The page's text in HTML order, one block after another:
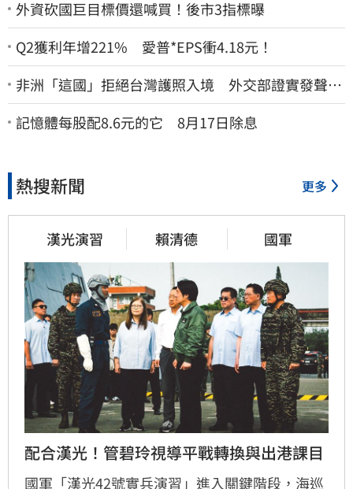
外資砍國巨目標價還喊買！後市3指標曝
Q2獲利年增221% 愛普*EPS衝4.18元！
非洲「這國」拒絕台灣護照入境 外交部證實發聲
了：持續交涉聯繫
記憶體每股配8.6元的它 8月17日除息
熱搜新聞 更多
漢光演習 賴清德 國軍
配合漢光！管碧玲視導平戰轉換與出港課目
國軍「漢光42號實兵演習」進入關鍵階段，海巡